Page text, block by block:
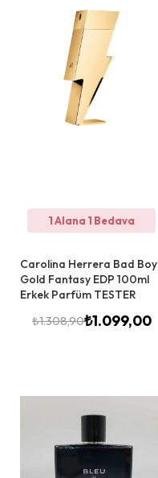
1 Alana 1 Bedava
Carolina Herrera Bad Boy
Gold Fantasy EDP 100ml
Erkek Parfüm TESTER
₺1.308,90₺1.099,00